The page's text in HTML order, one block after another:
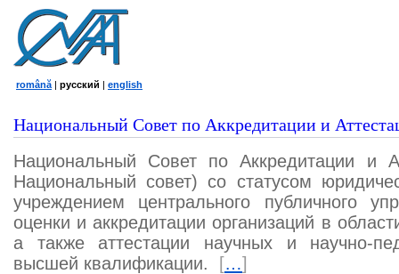
română | русский | english
Национальный Совет по Аккредитации и
Национальный Совет по Аккредитации и
Национальный совет) со статусом
учреждением центрального публичного
оценки и аккредитации организаций в
а также аттестации научных и научно-
высшей квалификации.
[…]